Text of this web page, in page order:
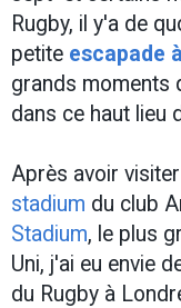
Rugby, il y'a de
petite escapade
grands moments
dans ce haut lieu
Après avoir
stadium du club
Stadium, le plus
Uni, j'ai eu envie
du Rugby à